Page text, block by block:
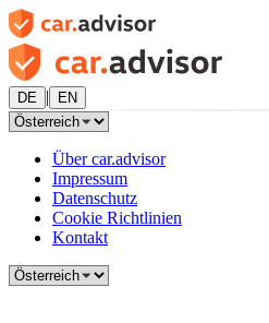
DE | EN
Über car.advisor
Impressum
Datenschutz
Cookie Richtlinien
Kontakt